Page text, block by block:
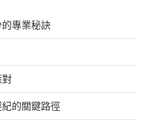
專業秘訣
的關鍵路徑